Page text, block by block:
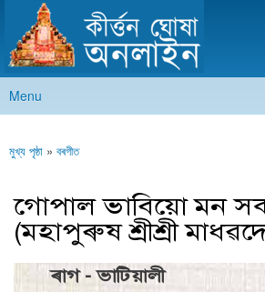
main
content
কীৰ্ত্তন ঘোষা অনলাইন
Main menu
Menu
You are here
মুখ্য পৃষ্ঠা » বৰগীত
গােপাল ভাবিয়ো মন
(মহাপুৰুষ শ্ৰীশ্ৰী
ৰাগ - ভাটিয়ালী